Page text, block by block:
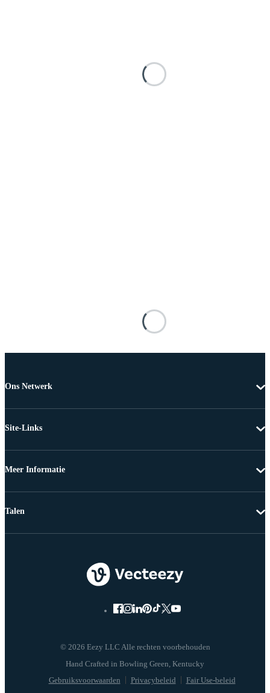
Ons Netwerk
Site-Links
Meer Informatie
© 2026 Eezy LLC Alle rechten voorbehouden
Gebruiksvoorwaarden Privacybeleid Fair Use-beleid
Talen